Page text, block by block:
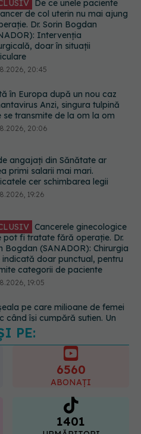
în Europa după un nou caz
Anzi, singura tulpină
se transmite de la om la om
20:06
angajați din Sănătate ar
cer schimbarea legii
19:26
Bogdan (SANADOR): Chirurgia
indicată doar punctual, pentru
categorii de paciente
19:05
când își cumpără sutien. Un
explică metoda corectă
18:08
De ce unele paciente
Dr. Sorin Bogdan
Intervenția
doar în situații
PE:
6560
1401
URMĂRITORI